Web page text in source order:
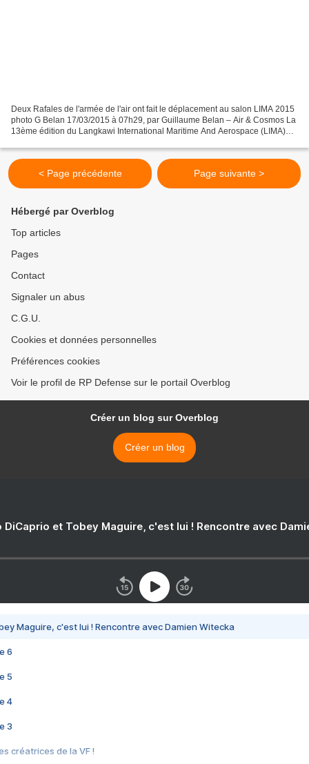
Deux Rafales de l'armée de l'air ont fait le déplacement au salon LIMA 2015
photo G Belan 17/03/2015 à 07h29, par Guillaume Belan – Air & Cosmos La
13ème édition du Langkawi International Maritime And Aerospace (LIMA)
< Page précédente Page suivante >
Hébergé par Overblog
Top articles
Pages
Contact
Signaler un abus
C.G.U.
Cookies et données personnelles
Préférences cookies
Voir le profil de RP Defense sur le portail Overblog
Créer un blog sur Overblog
Créer un blog
DiCaprio et Tobey Maguire, c'est lui ! Rencontre avec
Maguire, c'est lui ! Rencontre avec Damien Witecka
6
5
4
3
créatrices de la VF !